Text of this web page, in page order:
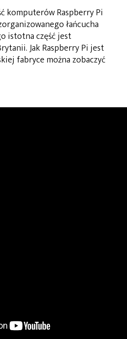
komputerów Raspberry Pi
łańcucha
istotna część jest
Jak Raspberry Pi jest
fabryce można zobaczyć